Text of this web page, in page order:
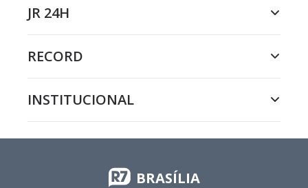
JR 24H
RECORD
INSTITUCIONAL
BRASÍLIA